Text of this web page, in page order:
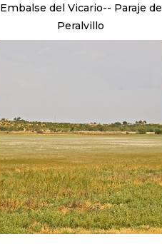
Embalse del Vicario-- Paraje de
Peralvillo